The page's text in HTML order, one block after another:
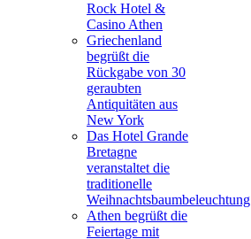
Rock Hotel &
Casino Athen
Griechenland
begrüßt die
Rückgabe von 30
geraubten
Antiquitäten aus
New York
Das Hotel Grande
Bretagne
veranstaltet die
traditionelle
Weihnachtsbaumbeleuchtung
Athen begrüßt die
Feiertage mit